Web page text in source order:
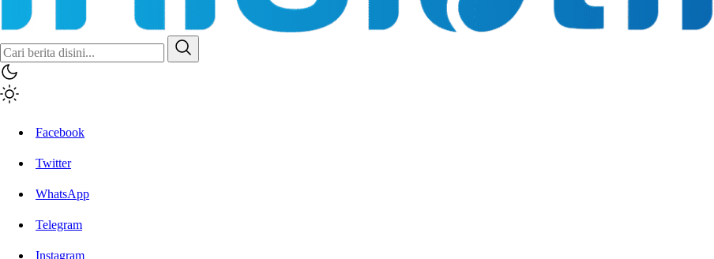
Inisiatif.co
Stay Connected Stay Informed
Facebook
Twitter
WhatsApp
Telegram
Instagram